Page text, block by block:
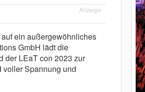
Anzeige
ein außergewöhnliches
GmbH lädt die
der LEaT con 2023 zur
voller Spannung und